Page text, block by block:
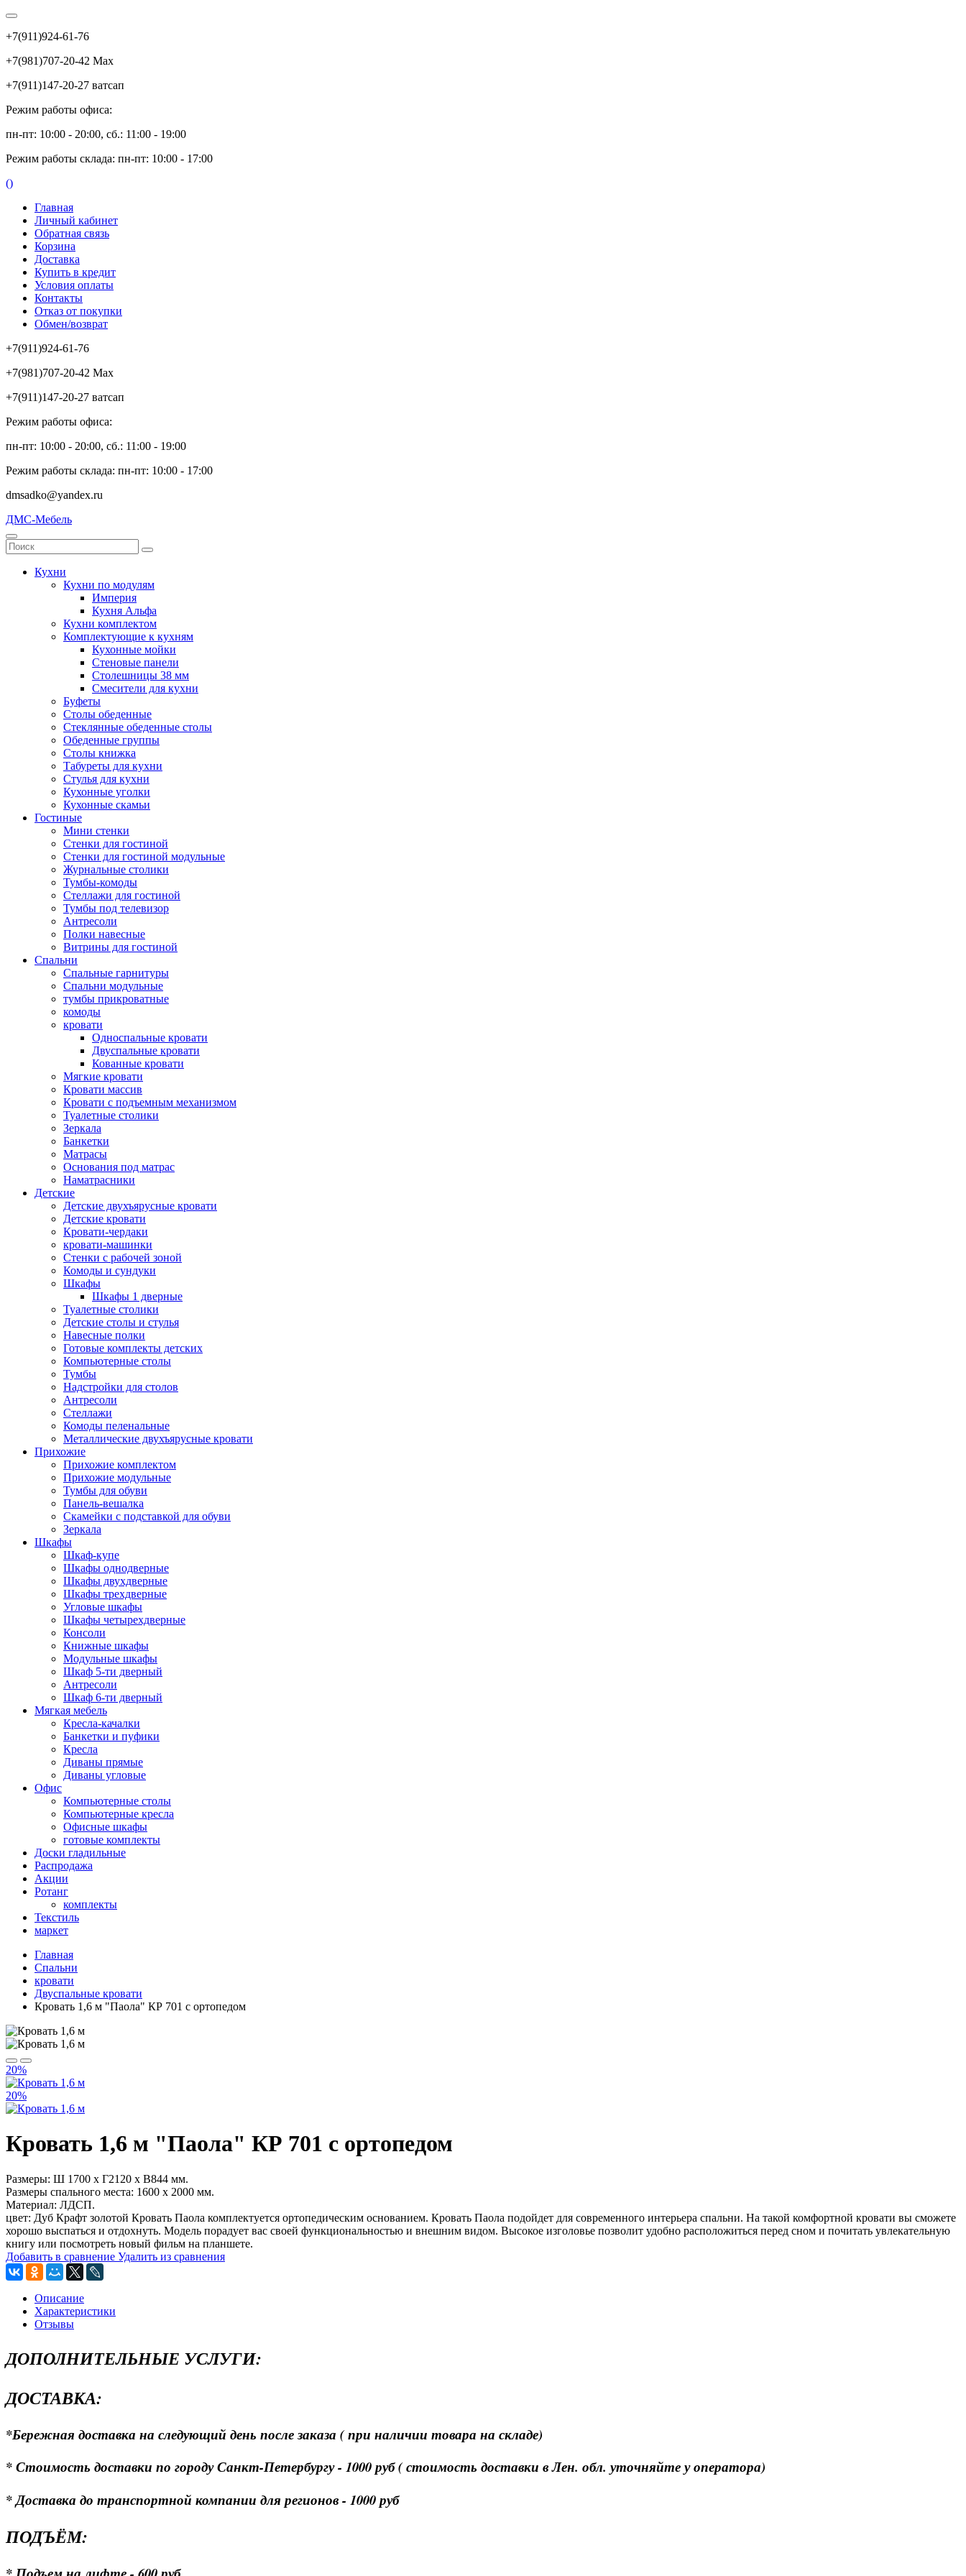
+7(911)924-61-76
+7(981)707-20-42 Max
+7(911)147-20-27 ватсап
Режим работы офиса:
пн-пт: 10:00 - 20:00, сб.: 11:00 - 19:00
Режим работы склада: пн-пт: 10:00 - 17:00
()
Главная
Личный кабинет
Обратная связь
Корзина
Доставка
Купить в кредит
Условия оплаты
Контакты
Отказ от покупки
Обмен/возврат
+7(911)924-61-76
+7(981)707-20-42 Max
+7(911)147-20-27 ватсап
Режим работы офиса:
пн-пт: 10:00 - 20:00, сб.: 11:00 - 19:00
Режим работы склада: пн-пт: 10:00 - 17:00
dmsadko@yandex.ru
ДМС-Мебель
Кухни
Кухни по модулям
Империя
Кухня Альфа
Кухни комплектом
Комплектующие к кухням
Кухонные мойки
Стеновые панели
Столешницы 38 мм
Смесители для кухни
Буфеты
Столы обеденные
Стеклянные обеденные столы
Обеденные группы
Столы книжка
Табуреты для кухни
Стулья для кухни
Кухонные уголки
Кухонные скамьи
Гостиные
Мини стенки
Стенки для гостиной
Стенки для гостиной модульные
Журнальные столики
Тумбы-комоды
Стеллажи для гостиной
Тумбы под телевизор
Антресоли
Полки навесные
Витрины для гостиной
Спальни
Спальные гарнитуры
Спальни модульные
тумбы прикроватные
комоды
кровати
Односпальные кровати
Двуспальные кровати
Кованные кровати
Мягкие кровати
Кровати массив
Кровати с подъемным механизмом
Туалетные столики
Зеркала
Банкетки
Матрасы
Основания под матрас
Наматрасники
Детские
Детские двухъярусные кровати
Детские кровати
Кровати-чердаки
кровати-машинки
Стенки с рабочей зоной
Комоды и сундуки
Шкафы
Шкафы 1 дверные
Туалетные столики
Детские столы и стулья
Навесные полки
Готовые комплекты детских
Компьютерные столы
Тумбы
Надстройки для столов
Антресоли
Стеллажи
Комоды пеленальные
Металлические двухъярусные кровати
Прихожие
Прихожие комплектом
Прихожие модульные
Тумбы для обуви
Панель-вешалка
Скамейки с подставкой для обуви
Зеркала
Шкафы
Шкаф-купе
Шкафы однодверные
Шкафы двухдверные
Шкафы трехдверные
Угловые шкафы
Шкафы четырехдверные
Консоли
Книжные шкафы
Модульные шкафы
Шкаф 5-ти дверный
Антресоли
Шкаф 6-ти дверный
Мягкая мебель
Кресла-качалки
Банкетки и пуфики
Кресла
Диваны прямые
Диваны угловые
Офис
Компьютерные столы
Компьютерные кресла
Офисные шкафы
готовые комплекты
Доски гладильные
Распродажа
Акции
Ротанг
комплекты
Текстиль
маркет
Главная
Спальни
кровати
Двуспальные кровати
Кровать 1,6 м "Паола" КР 701 с ортопедом
20%
20%
Кровать 1,6 м "Паола" КР 701 с ортопедом
Размеры: Ш 1700 х Г2120 х В844 мм.
Размеры спального места: 1600 х 2000 мм.
Материал: ЛДСП.
цвет: Дуб Крафт золотой Кровать Паола комплектуется ортопедическим основанием. Кровать Паола подойдет для современного интерьера спальни. На такой комфортной кровати вы сможете
хорошо выспаться и отдохнуть. Модель порадует вас своей функциональностью и внешним видом. Высокое изголовье позволит удобно расположиться перед сном и почитать увлекательную
книгу или посмотреть новый фильм на планшете.
Добавить в сравнение Удалить из сравнения
Описание
Характеристики
Отзывы
ДОПОЛНИТЕЛЬНЫЕ УСЛУГИ:
ДОСТАВКА:
*Бережная доставка на следующий день после заказа ( при наличии товара на складе)
* Стоимость доставки по городу Санкт-Петербургу - 1000 руб ( стоимость доставки в Лен. обл. уточняйте у оператора)
* Доставка до транспортной компании для регионов - 1000 руб
ПОДЪЁМ: